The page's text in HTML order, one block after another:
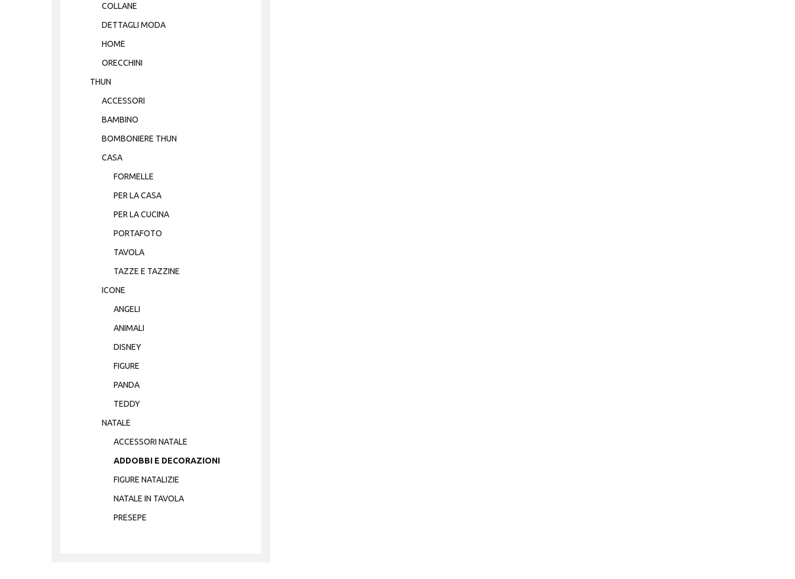
COLLANE
DETTAGLI MODA
HOME
ORECCHINI
THUN
ACCESSORI
BAMBINO
BOMBONIERE THUN
CASA
FORMELLE
PER LA CASA
PER LA CUCINA
PORTAFOTO
TAVOLA
TAZZE E TAZZINE
ICONE
ANGELI
ANIMALI
DISNEY
FIGURE
PANDA
TEDDY
NATALE
ACCESSORI NATALE
ADDOBBI E DECORAZIONI
FIGURE NATALIZIE
NATALE IN TAVOLA
PRESEPE